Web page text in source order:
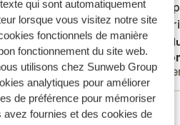
qui sont automatiquement
lorsque vous visitez notre site
fonctionnels de manière
fonctionnement du site web.
utilisons chez Sunweb Group
analytiques pour améliorer
de préférence pour mémoriser
avez fournies et des cookies de
Al het
zeer
Al het
zeer
les 17 avis